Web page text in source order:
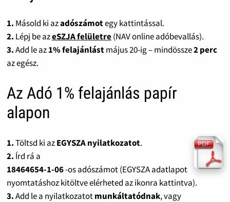
1. Másold ki azadószámotegy kattintással.
2. Lépj be azeSZJA felületre(NAV online adóbevallás).
3.Add le az1% felajánlástmájus 20-ig – mindössze2 perc
az egész.
Az Adó 1% felajánlás papír
alapon
1.Töltsd ki azEGYSZA nyilatkozatot.
2. Írd rá a
18464654-1-06-os adószámot (EGYSZA adatlapot
nyomtatáshoz kitöltve elérheted az ikonra kattintva).
3.Add le a nyilatkozatotmunkáltatódnak, vagy